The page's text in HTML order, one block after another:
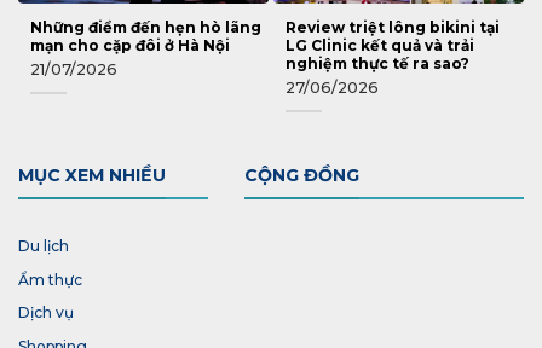
Những điểm đến hẹn hò lãng
mạn cho cặp đôi ở Hà Nội
21/07/2026
Review triệt lông bikini tại
LG Clinic kết quả và trải
nghiệm thực tế ra sao?
27/06/2026
MỤC XEM NHIỀU
Du lịch
Ẩm thực
Dịch vụ
CỘNG ĐỒNG